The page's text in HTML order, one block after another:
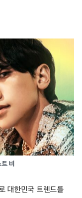
비
대한민국 트렌드를